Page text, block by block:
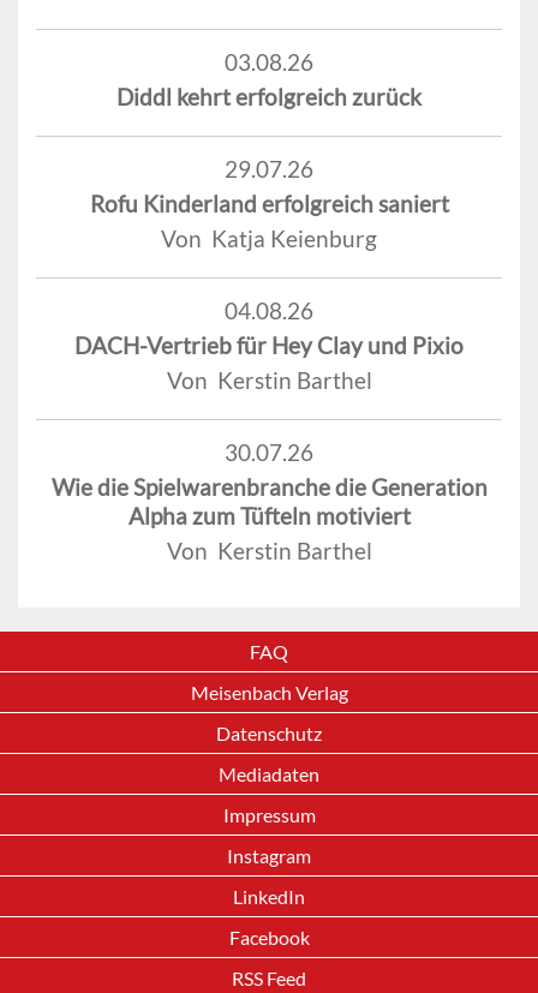
03.08.26
Diddl kehrt erfolgreich zurück
29.07.26
Rofu Kinderland erfolgreich saniert
Von Katja Keienburg
04.08.26
DACH-Vertrieb für Hey Clay und Pixio
Von Kerstin Barthel
30.07.26
Wie die Spielwarenbranche die Generation
Alpha zum Tüfteln motiviert
Von Kerstin Barthel
FAQ
Meisenbach Verlag
Datenschutz
Mediadaten
Impressum
Instagram
LinkedIn
Facebook
RSS Feed